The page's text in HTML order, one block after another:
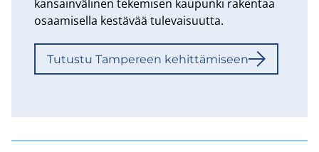
kan­sain­vä­li­nen te­ke­mi­sen kau­pun­ki ra­ken­taa
osaa­mi­sel­la kes­tä­vää tu­le­vai­suut­ta.
Tu­tus­tu Tam­pe­reen ke­hit­tä­mi­seen